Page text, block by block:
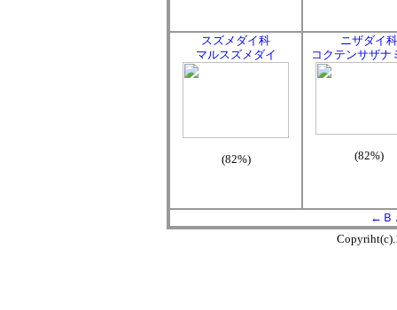
スズメダイ科
マルスズメダイ
(82%)
ニザダイ科
コクテンサザナ
(82%)
←Ｂ